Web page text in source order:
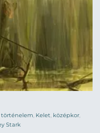
történelem, Kelet, középkor,
Stark